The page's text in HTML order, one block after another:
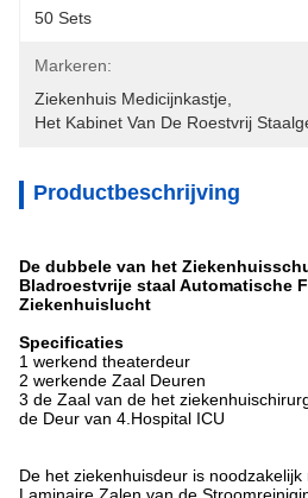
50 Sets
Markeren:
Ziekenhuis Medicijnkastje
Het Kabinet Van De Roestvrij
Productbeschrijving
De dubbele van het
Bladroestvrije staal Automatische
Ziekenhuislucht
Specificaties
1 werkend theaterdeur
2 werkende Zaal Deuren
3 de Zaal van de het
de Deur van 4.Hospital ICU
De het ziekenhuisdeur is